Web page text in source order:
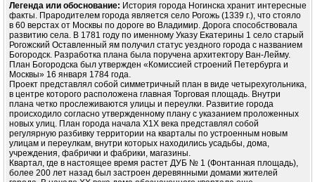
Легенда или обоснование: История города Ногинска хранит интересные
факты. Прародителем города является село Рогожь (1339 г.), что стояло
в 60 верстах от Москвы по дороге во Владимир. Дорога способствовала
развитию села. В 1781 году по именному Указу Екатерины 1 село старый
Рогожский Оставленный ям получил статус уездного города с названием
Богородск. Разработка плана была поручена архитектору Ван-Лейму.
План Богородска был утвержден «Комиссией строений Петербурга и
Москвы» 16 января 1784 года.
Проект представлял собой симметричный план в виде четырехугольника,
в центре которого расположена главная Торговая площадь. Внутри
плана четко прослеживаются улицы и переулки. Развитие города
происходило согласно утвержденному плану с указанием проложенных
новых улиц. План города начала Х1Х века представлял собой
регулярную разбивку территории на кварталы по устроенным новым
улицам и переулкам, внутри которых находились усадьбы, дома,
учреждения, фабрички и фабрики, магазины.
Квартал, где в настоящее время растет ДУБ № 1 (Фонтанная площадь),
более 200 лет назад был застроен деревянными домами жителей